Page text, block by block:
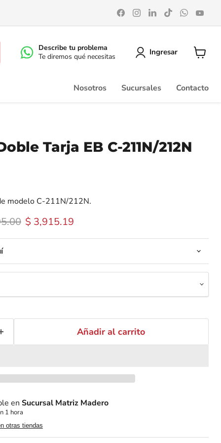
Encuéntrenos
en
Facebook
Encuéntrenos
en
Instagram
Encuéntrenos
en
LinkedIn
Encuéntrenos
en
TikTok
en
Describe tu problema
Te diremos qué necesitas
Ingresar
Nosotros Sucursales Contacto
Tarja EB C-211N/212N
modelo C-211N/212N.
originalPrecio actual
$ 3,915.19
Añadir al carrito
en Sucursal Matriz Madero
1 hora
otras tiendas